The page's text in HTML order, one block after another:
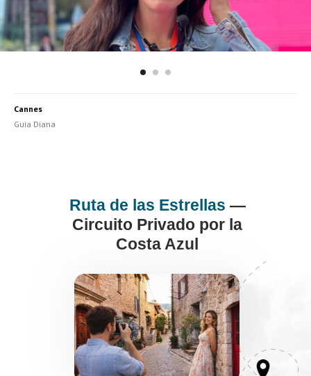
Cannes
Guia Diana
Ruta de las Estrellas —
Circuito Privado por la
Costa Azul